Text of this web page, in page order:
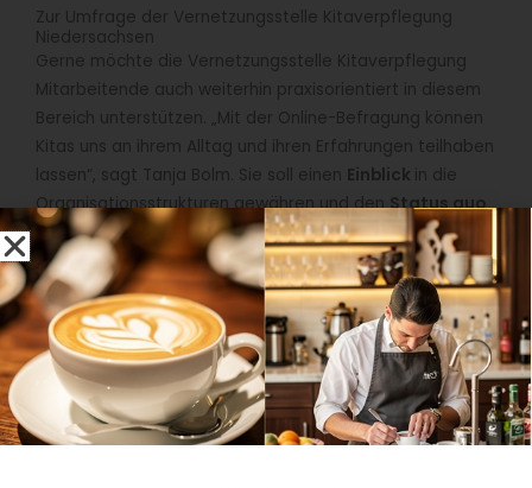
Zur Umfrage der Vernetzungsstelle Kitaverpflegung
Niedersachsen
Gerne möchte die Vernetzungsstelle Kitaverpflegung
Mitarbeitende auch weiterhin praxisorientiert in diesem
Bereich unterstützen. „Mit der Online-Befragung können
Kitas uns an ihrem Alltag und ihren Erfahrungen teilhaben
lassen“, sagt Tanja Bolm. Sie soll einen Einblick in die
Organisationsstrukturen gewähren und denStatus quo
nach der Pandemieabbilden. Mitarbeitende in diesen
Bereichen sind eingeladen, Fragen rund um den Ess-
Alltag in ihrer Einrichtung zu beantworten. Die Antworten
werden anonym erhoben und ausgewertet. Interessierte
finden denOnline-Fragebogenauf der Website der
Vernetzungsstelle .
Quelle: Vernetzungsstelle Kitaverpflegung der